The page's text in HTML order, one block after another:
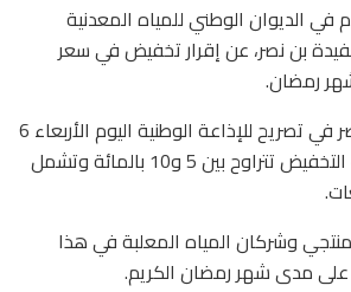
في الديوان الوطني للمياه المعدنية
بن نصر، عن إقرار تخفيض في سعر
رمضان.
وأوضحت مفيدة بن نصر في تصريح للإذاعة الوطنية اليوم الأربعاء 6
مارس 2024، أن نسبة التخفيض تتراوح بين 5 و10 بالمائة وتشمل
وشركان المياه المعلبة في هذا
على مدى شهر رمضان الكريم.